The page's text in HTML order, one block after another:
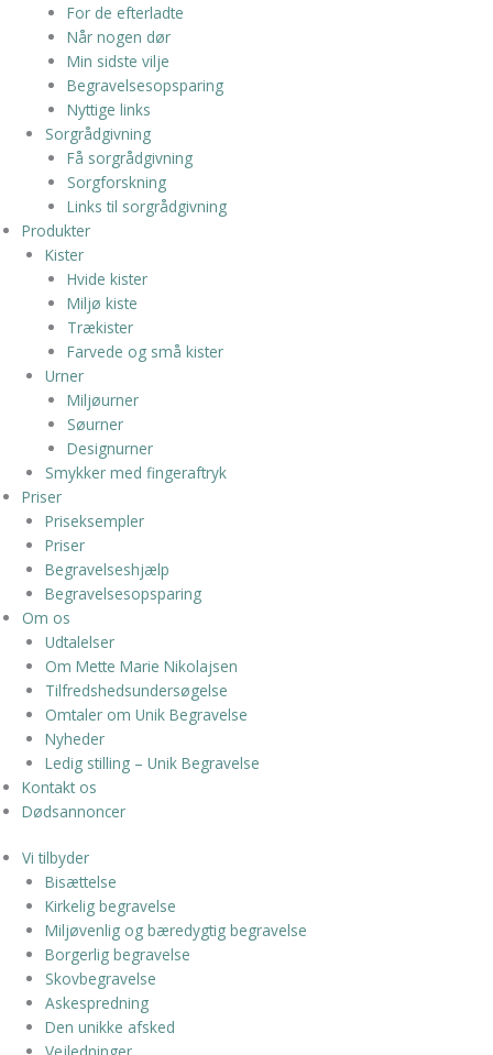
For de efterladte
Når nogen dør
Min sidste vilje
Begravelsesopsparing
Nyttige links
Sorgrådgivning
Få sorgrådgivning
Sorgforskning
Links til sorgrådgivning
Produkter
Kister
Hvide kister
Miljø kiste
Trækister
Farvede og små kister
Urner
Miljøurner
Søurner
Designurner
Smykker med fingeraftryk
Priser
Priseksempler
Priser
Begravelseshjælp
Begravelsesopsparing
Om os
Udtalelser
Om Mette Marie Nikolajsen
Tilfredshedsundersøgelse
Omtaler om Unik Begravelse
Nyheder
Ledig stilling – Unik Begravelse
Kontakt os
Dødsannoncer
Vi tilbyder
Bisættelse
Kirkelig begravelse
Miljøvenlig og bæredygtig begravelse
Borgerlig begravelse
Skovbegravelse
Askespredning
Den unikke afsked